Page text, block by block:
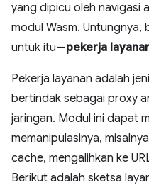
yang dipicu oleh navigasi
modul Wasm. Untungnya,
untuk itu—pekerja
Pekerja layanan adalah
bertindak sebagai proxy
jaringan. Modul ini dapat
memanipulasinya,
cache, mengalihkan ke
Berikut adalah sketsa